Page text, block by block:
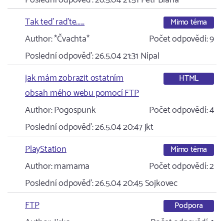
Tak teď raďte......
Mimo téma
Author:*Čvachta* Počet odpovědí:9
Poslední odpověď:26.5.04 21:31 Nípal
jak mám zobrazit ostatním
obsah mého webu pomocí FTP
HTML
Author:Pogospunk Počet odpovědí:4
Poslední odpověď:26.5.04 20:47jkt
PlayStation
Mimo téma
Author:mamama Počet odpovědí:2
Poslední odpověď:26.5.04 20:45Sojkovec
FTP
Podpora